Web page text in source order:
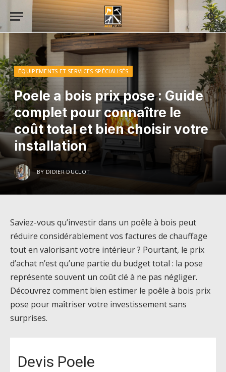
ÉQUIPEMENTS ET SERVICES SPÉCIALISÉS
Poele a bois prix pose : Guide
complet pour connaître le
coût total et bien choisir votre
installation
BY DIDIER DUCLOT
Saviez-vous qu’investir dans un poêle à bois peut
réduire considérablement vos factures de chauffage
tout en valorisant votre intérieur ? Pourtant, le prix
d’achat n’est qu’une partie du budget total : la pose
représente souvent un coût clé à ne pas négliger.
Découvrez comment bien estimer le poêle à bois prix
pose pour maîtriser votre investissement sans
surprises.
Devis Poele